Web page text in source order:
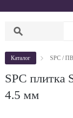
search
Каталог SPC /
SPC
4.5 мм